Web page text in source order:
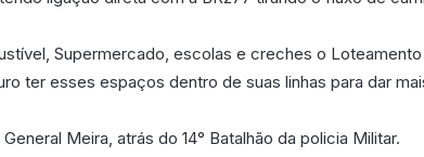
Supermercado, escolas e creches o
ter esses espaços dentro de suas linhas para dar
Meira, atrás do 14° Batalhão da policia Militar.